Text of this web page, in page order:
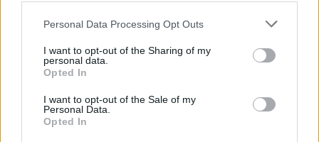
Personal Data Processing Opt Outs
I want to opt-out of the Sharing of my
personal data.
Opted In
I want to opt-out of the Sale of my
Personal Data.
Opted In
vaizdą išvydo žvilgtelėjęs pro langą.
Išbėgęs į kiemą, jis liepsnų apimtą žmoną
užgesino.